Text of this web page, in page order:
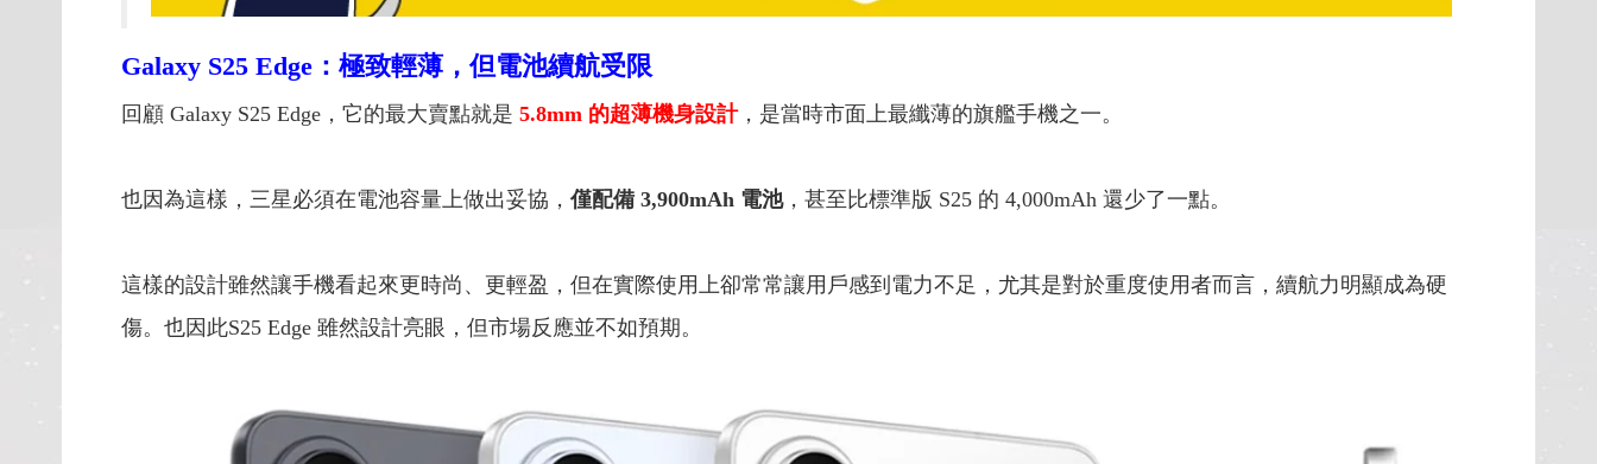
Galaxy S25 Edge：極致輕薄，但電池續航受限
回顧 Galaxy S25 Edge，它的最大賣點就是 5.8mm 的超薄機身設計，是當時市面上最纖薄的旗艦手機之一。
也因為這樣，三星必須在電池容量上做出妥協， 僅配備 3,900mAh 電池，甚至比標準版 S25 的 4,000mAh 還少了一點。
這樣的設計雖然讓手機看起來更時尚、更輕盈，但在實際使用上卻常常讓用戶感到電力不足，尤其是對於重度使用者而言，續航力明顯成為硬
傷。也因此S25 Edge 雖然設計亮眼，但市場反應並不如預期。